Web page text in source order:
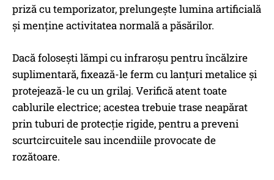
priză cu temporizator, prelungește lumina artificială
și menține activitatea normală a păsărilor.
Dacă folosești lămpi cu infraroșu pentru încălzire
suplimentară, fixează-le ferm cu lanțuri metalice și
protejează-le cu un grilaj. Verifică atent toate
cablurile electrice; acestea trebuie trase neapărat
prin tuburi de protecție rigide, pentru a preveni
scurtcircuitele sau incendiile provocate de
rozătoare.